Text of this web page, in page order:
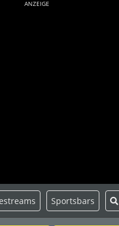
ANZEIGE
Sportsbars